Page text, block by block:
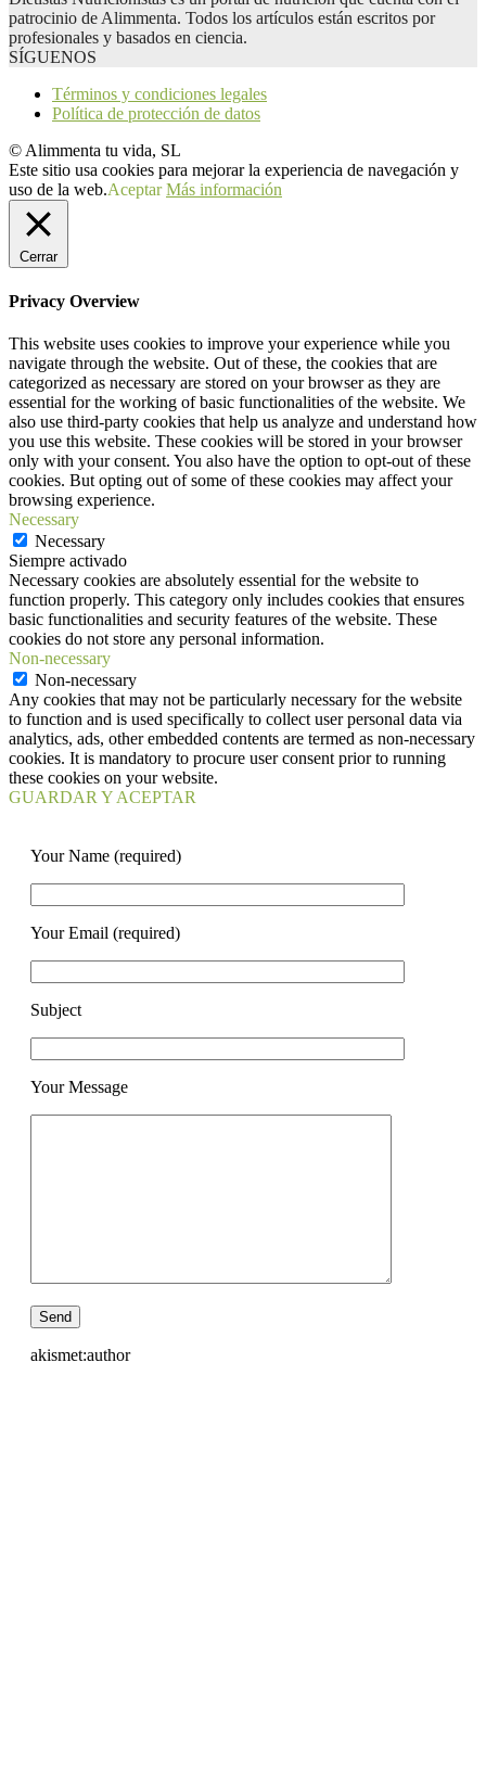
patrocinio de Alimmenta. Todos los artículos están escritos por
profesionales y basados en ciencia.
SÍGUENOS
Términos y condiciones legales
Política de protección de datos
© Alimmenta tu vida, SL
Este sitio usa cookies para mejorar la experiencia de navegación y
uso de la web.Aceptar Más información
Cerrar
Privacy Overview
This website uses cookies to improve your experience while you
navigate through the website. Out of these, the cookies that are
categorized as necessary are stored on your browser as they are
essential for the working of basic functionalities of the website. We
also use third-party cookies that help us analyze and understand how
you use this website. These cookies will be stored in your browser
only with your consent. You also have the option to opt-out of these
cookies. But opting out of some of these cookies may affect your
browsing experience.
Necessary
Necessary
Siempre activado
Necessary cookies are absolutely essential for the website to
function properly. This category only includes cookies that ensures
basic functionalities and security features of the website. These
cookies do not store any personal information.
Non-necessary
Non-necessary
Any cookies that may not be particularly necessary for the website
to function and is used specifically to collect user personal data via
analytics, ads, other embedded contents are termed as non-necessary
cookies. It is mandatory to procure user consent prior to running
these cookies on your website.
GUARDAR Y ACEPTAR
Your Name (required)
Your Email (required)
Subject
Your Message
akismet:author